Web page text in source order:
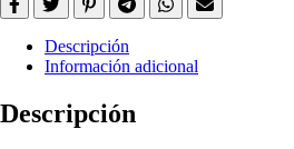
Descripción
Información adicional
Descripción